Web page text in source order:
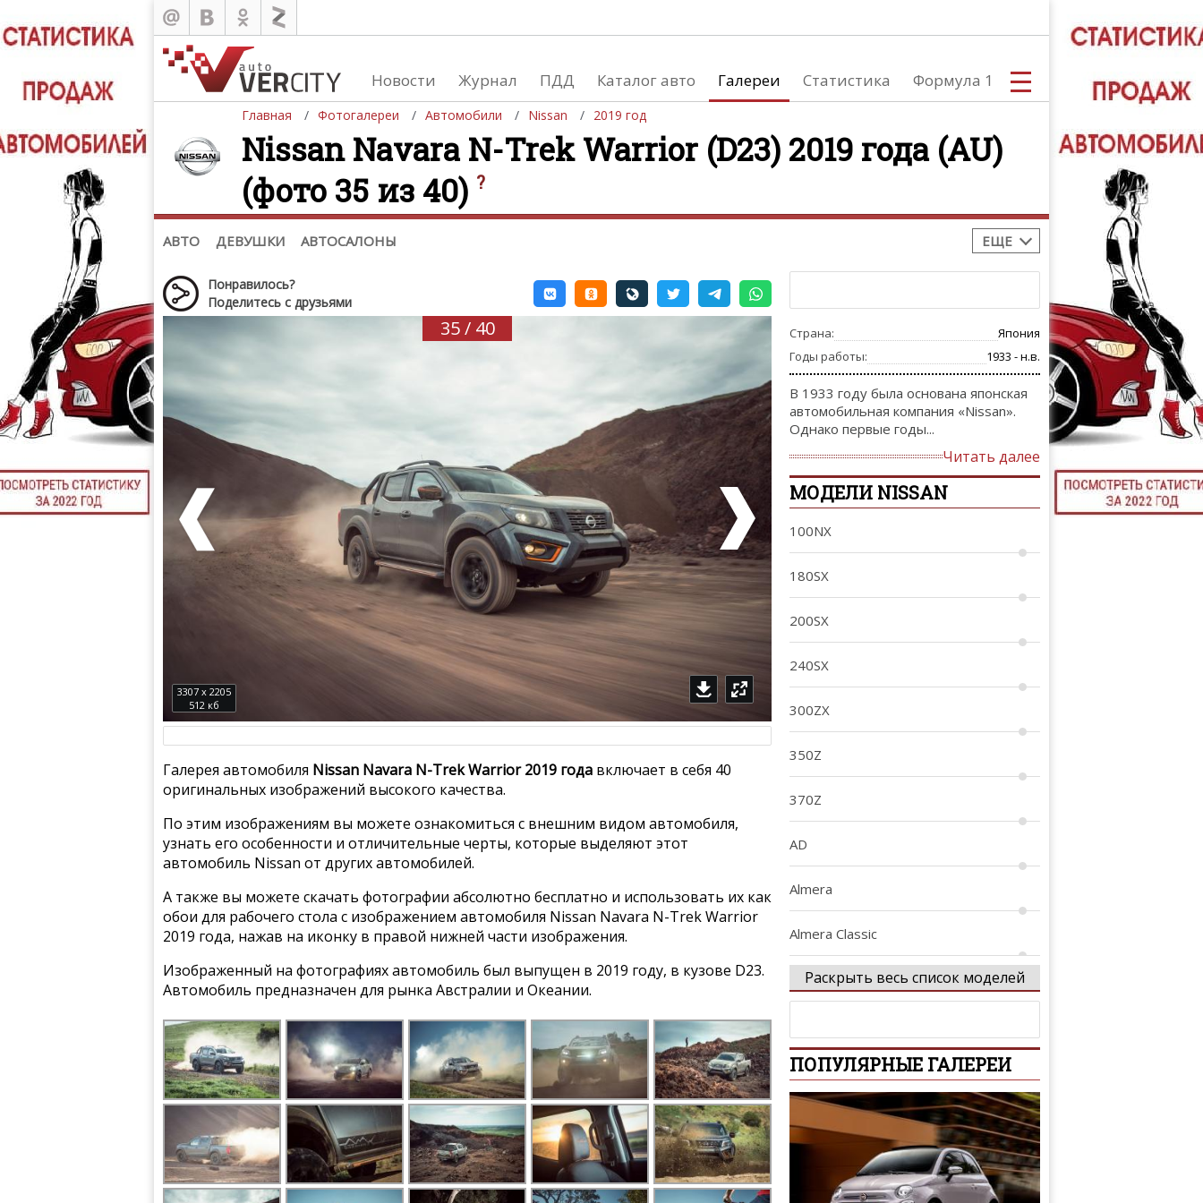
Новости Журнал ПДД Каталог авто Галереи Статистика Формула 1
ТЮНИНГ
ТЮНИНГ
Главная Фотогалереи Автомобили Nissan 2019 год
Nissan Navara N-Trek Warrior (D23) 2019 года (AU)
(фото 35 из 40) ?
АВТО ДЕВУШКИ АВТОСАЛОНЫ ЕЩЕ
Автомобили
Последние добавления
Список марок
(+1102)
Девушки
Девушки и автомобили
Девушки и мото
Список мировых автосалонов
Понравилось?
Поделитесь с друзьями
35 / 40
3307 x 2205
512 кб
Галерея автомобиля Nissan Navara N-Trek Warrior 2019 года включает в себя 40
оригинальных изображений высокого качества.
По этим изображениям вы можете ознакомиться с внешним видом автомобиля,
узнать его особенности и отличительные черты, которые выделяют этот
автомобиль Nissan от других автомобилей.
А также вы можете скачать фотографии абсолютно бесплатно и использовать их как
обои для рабочего стола с изображением автомобиля Nissan Navara N-Trek Warrior
2019 года, нажав на иконку в правой нижней части изображения.
Изображенный на фотографиях автомобиль был выпущен в 2019 году, в кузове D23.
Автомобиль предназначен для рынка Австралии и Океании.
Страна:
Япония
Годы работы:
1933 - н.в.
В 1933 году была основана японская
автомобильная компания «Nissan».
Однако первые годы...
Читать далее
МОДЕЛИ NISSAN
100NX
180SX
200SX
240SX
300ZX
350Z
370Z
AD
Almera
Almera Classic
Almera Tino
Ariya
Armada
Раскрыть весь список моделей
ПОПУЛЯРНЫЕ ГАЛЕРЕИ